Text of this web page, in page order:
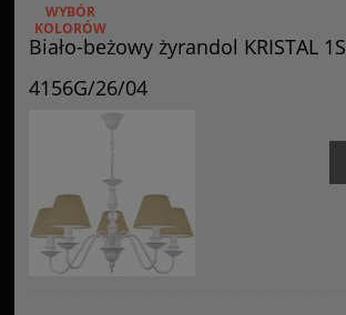
Biało-beżowy żyrandol KRISTAL 1S
4156G/26/04
WYBÓR
KOLORÓW